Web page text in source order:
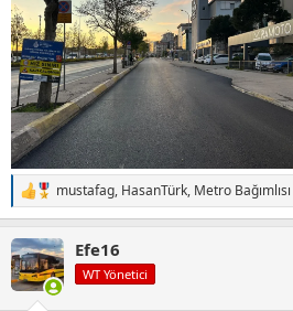
T
e
k
i
l
mustafag, HasanTürk, Metro Bağımlısı
Efe16
WT Yönetici